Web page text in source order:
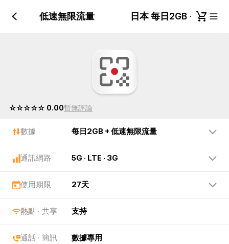
2GB + 低速無限流量 日本 每日2GB + 低速
☆☆☆☆☆ 0.00暫無評論
數據 每日2GB + 低速無限流量
通訊網路 5G · LTE · 3G
使用期限 27天
熱點 · 共享 支持
通話 · 簡訊 數據專用